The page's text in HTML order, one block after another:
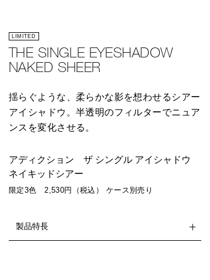
LIMITED
THE SINGLE EYESHADOW
NAKED SHEER
揺らぐような、柔らかな影を想わせるシアー
アイシャドウ。半透明のフィルターでニュア
ンスを変化させる。
アディクション ザ シングル アイシャドウ
ネイキッドシアー
限定3色 2,530円（税込） ケース別売り
製品特長